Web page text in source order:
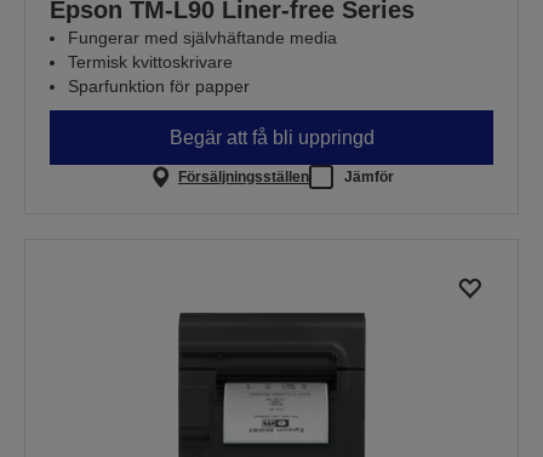
Epson TM-L90 Liner-free Series
Fungerar med självhäftande media
Termisk kvittoskrivare
Sparfunktion för papper
Begär att få bli uppringd
Försäljningsställen Jämför